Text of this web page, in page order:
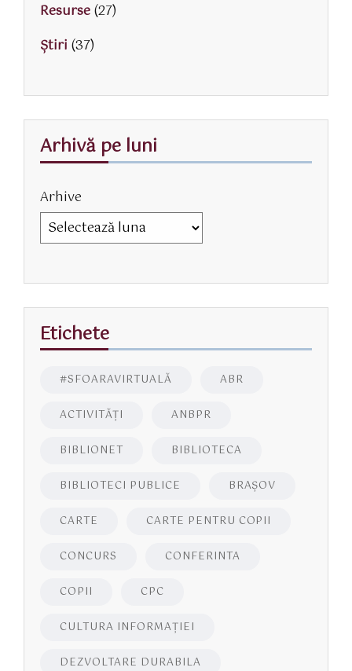
Resurse(27)
Știri (37)
Arhivă pe luni
Arhive
Etichete
#SFOARAVIRTUALĂ ABR
ACTIVITĂŢI ANBPR
BIBLIONET BIBLIOTECA
BIBLIOTECI PUBLICE BRAŞOV
CARTE CARTE PENTRU COPII
CONCURS CONFERINTA
COPII CPC
CULTURA INFORMAŢIEI
DEZVOLTARE DURABILA